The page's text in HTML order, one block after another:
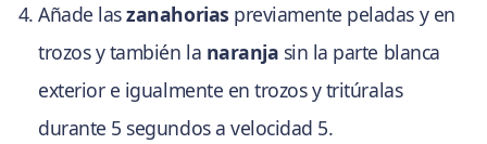
Añade laszanahorias previamente peladas y en
trozos y también la naranja sin la parte blanca
exterior e igualmente en trozos y tritúralas
durante 5 segundos a velocidad 5.